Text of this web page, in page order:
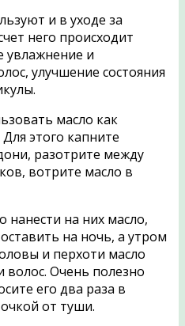
и в уходе за
него происходит
увлажнение и
улучшение состояния
масло как
этого капните
разотрите между
вотрите масло в
нанести на них масло,
на ночь, а утром
и перхоти масло
волос. Очень полезно
его два раза в
от туши.